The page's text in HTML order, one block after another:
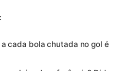
cada bola chutada no gol é